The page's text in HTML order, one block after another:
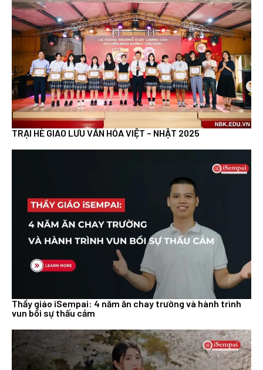
TRẠI HÈ GIAO LƯU VĂN HÓA VIỆT – NHẬT 2025
Thầy giáo iSempai: 4 năm ăn chay trường và hành trình
vun bồi sự thấu cảm